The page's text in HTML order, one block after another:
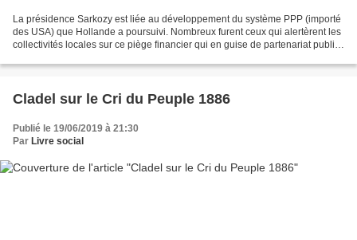
La présidence Sarkozy est liée au développement du système PPP (importé
des USA) que Hollande a poursuivi. Nombreux furent ceux qui alertèrent les
collectivités locales sur ce piège financier qui en guise de partenariat public-
Cladel sur le Cri du Peuple 1886
Publié le 19/06/2019 à 21:30
Par Livre social